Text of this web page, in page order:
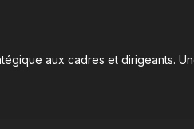
aux cadres et dirigeants.